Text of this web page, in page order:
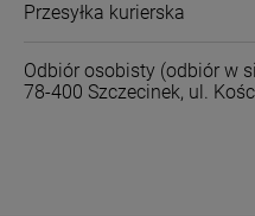
Przesyłka kurierska
Odbiór osobisty (odbiór w
78-400 Szczecinek, ul.